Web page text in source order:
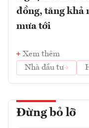
đồng, tăng khả
mưa tới
Xem thêm
Nhà đầu tư
Đừng bỏ lỡ